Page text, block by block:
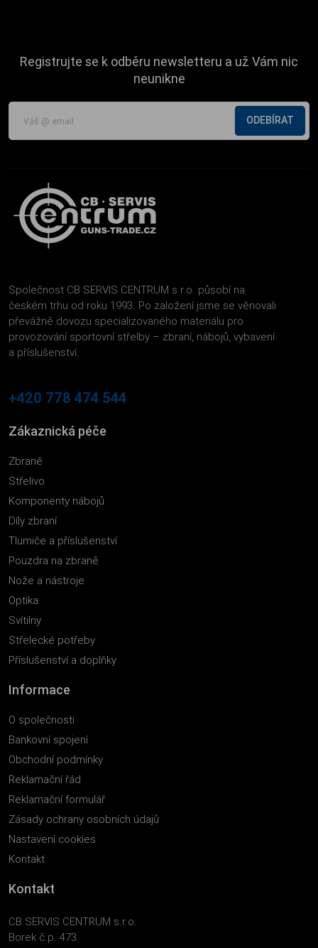
Registrujte se k odběru newsletteru a už Vám nic
neunikne
ODEBÍRAT
Společnost CB SERVIS CENTRUM s.r.o. působí na
českém trhu od roku 1993. Po založení jsme se věnovali
převážně dovozu specializovaného materiálu pro
provozování sportovní střelby – zbraní, nábojů, vybavení
a příslušenství.
+420 778 474 544
Zákaznická péče
Zbraně
Střelivo
Komponenty nábojů
Díly zbraní
Tlumiče a příslušenství
Pouzdra na zbraně
Nože a nástroje
Optika
Svítilny
Střelecké potřeby
Příslušenství a doplňky
Informace
O společnosti
Bankovní spojení
Obchodní podmínky
Reklamační řád
Reklamační formulář
Zásady ochrany osobních údajů
Nastavení cookies
Kontakt
Kontakt
CB SERVIS CENTRUM s.r.o.
Borek č.p. 473